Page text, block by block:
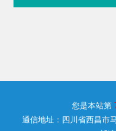
您是本站第
通信地址：四川省西昌市